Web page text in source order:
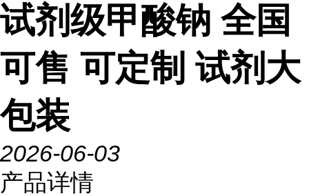
试剂级甲酸钠 全国
可售 可定制 试剂大
包装
2026-06-03
产品详情